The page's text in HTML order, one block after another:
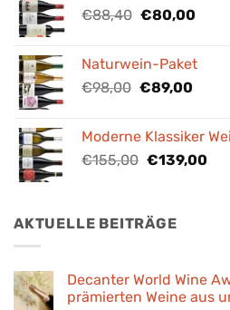
€88,40
€88,40
€80,00
Naturwein-Paket
€98,00
€98,00
€89,00
Moderne Klassiker
€155,00
€155,00
€139,00
AKTUELLE BEITRÄGE
Decanter World Wine
prämierten Weine aus